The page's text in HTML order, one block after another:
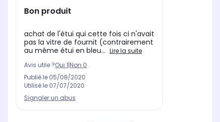
Bon produit
achat de l'étui qui cette fois ci n'avait
pas la vitre de fournit (contrairement
au même étui en bleu... Lire la suite
Avis utile ?Oui 1 Non 0
Publié le 05/08/2020
Utilisé le 07/07/2020
Signaler un abus